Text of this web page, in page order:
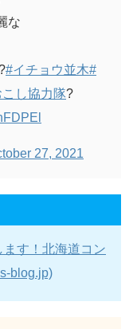
な
#イチョウ並木#
し協力隊?
27, 2021
す！北海道コン
blog.jp)